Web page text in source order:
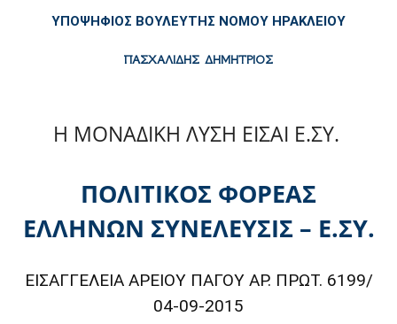
ΥΠΟΨΗΦΙΟΣ ΒΟΥΛΕΥΤΗΣ ΝΟΜΟΥ ΗΡΑΚΛΕΙΟΥ
ΠΑΣΧΑΛΙΔΗΣ ΔΗΜΗΤΡΙΟΣ
Η ΜΟΝΑΔΙΚΗ ΛΥΣΗ ΕΙΣΑΙ Ε.ΣΥ.
ΠΟΛΙΤΙΚΟΣ ΦΟΡΕΑΣ
ΕΛΛΗΝΩΝ ΣΥΝΕΛΕΥΣΙΣ – Ε.ΣΥ.
ΕΙΣΑΓΓΕΛΕΙΑ ΑΡΕΙΟΥ ΠΑΓΟΥ ΑΡ. ΠΡΩΤ. 6199/
04-09-2015